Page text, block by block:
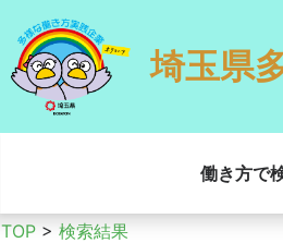
埼玉県
働き方で
TOP > 検索結果